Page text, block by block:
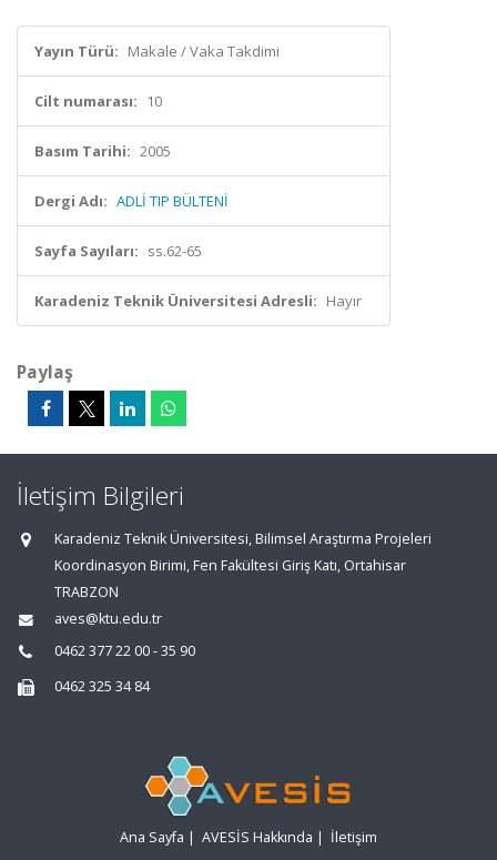
Yayın Türü: Makale / Vaka Takdimi
Cilt numarası: 10
Basım Tarihi: 2005
Dergi Adı: ADLİ TIP BÜLTENİ
Sayfa Sayıları: ss.62-65
Karadeniz Teknik Üniversitesi Adresli: Hayır
Paylaş
İletişim Bilgileri
Karadeniz Teknik Üniversitesi, Bilimsel Araştırma Projeleri
Koordinasyon Birimi, Fen Fakültesi Giriş Katı, Ortahisar
TRABZON
aves@ktu.edu.tr
0462 377 22 00 - 35 90
0462 325 34 84
Ana Sayfa | AVESİS Hakkında | İletişim